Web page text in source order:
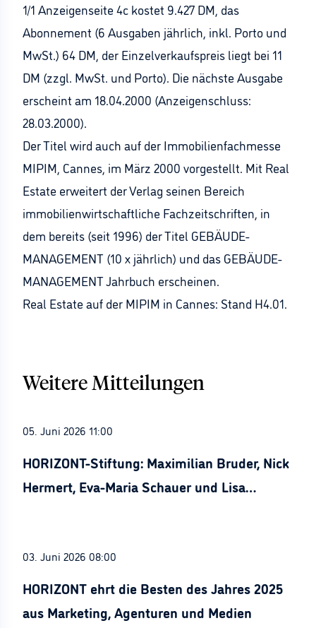
1/1 Anzeigenseite 4c kostet 9.427 DM, das
Abonnement (6 Ausgaben jährlich, inkl. Porto und
MwSt.) 64 DM, der Einzelverkaufspreis liegt bei 11
DM (zzgl. MwSt. und Porto). Die nächste Ausgabe
erscheint am 18.04.2000 (Anzeigenschluss:
28.03.2000).
Der Titel wird auch auf der Immobilienfachmesse
MIPIM, Cannes, im März 2000 vorgestellt. Mit Real
Estate erweitert der Verlag seinen Bereich
immobilienwirtschaftliche Fachzeitschriften, in
dem bereits (seit 1996) der Titel GEBÄUDE-
MANAGEMENT (10 x jährlich) und das GEBÄUDE-
MANAGEMENT Jahrbuch erscheinen.
Real Estate auf der MIPIM in Cannes: Stand H4.01.
Weitere Mitteilungen
05. Juni 2026 11:00
HORIZONT-Stiftung: Maximilian Bruder, Nick
Hermert, Eva-Maria Schauer und Lisa
03. Juni 2026 08:00
HORIZONT ehrt die Besten des Jahres 2025
aus Marketing, Agenturen und Medien